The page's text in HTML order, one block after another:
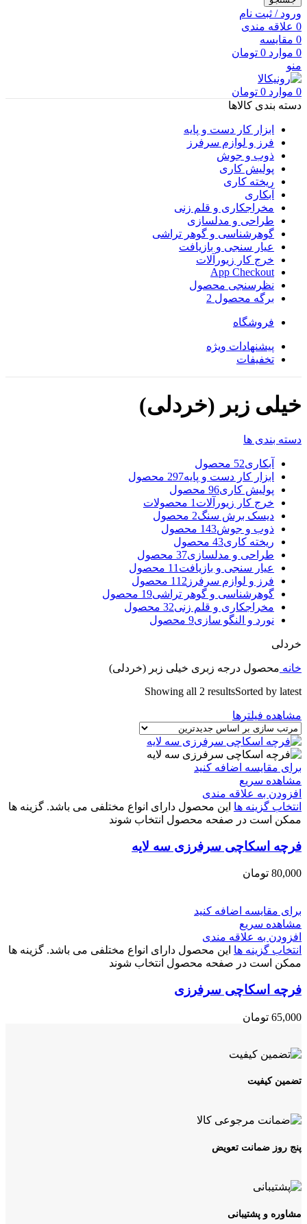
ورود / ثبت نام
0 علاقه مندی
0 مقایسه
0 موارد 0 تومان
منو
0 موارد 0 تومان
دسته بندی کالاها
ابزار کار دست و پایه
فرز و لوازم سرفرز
ذوب و جوش
پولیش کاری
ریخته کاری
آبکاری
مخراجکاری و قلم زنی
طراحی و مدلسازی
گوهرشناسی و گوهر تراشی
عیار سنجی و بازیافت
خرج کار زیورآلات
App Checkout
نظرسنجی محصول
برگه محصول 2
فروشگاه
پیشنهادات ویژه
تخفیفات
خیلی زبر (خردلی)
دسته بندی ها
آبکاری52 محصول
ابزار کار دست و پایه297 محصول
پولیش کاری96 محصول
خرج کار زیورآلات 1 محصولات
دیسک برش سنگ2 محصول
ذوب و جوش143 محصول
ریخته کاری43 محصول
طراحی و مدلسازی37 محصول
عیار سنجی و بازیافت 11 محصول
فرز و لوازم سرفرز 112 محصول
گوهرشناسی و گوهر تراشی19 محصول
مخراجکاری و قلم زنی32 محصول
نورد و النگو سازی9 محصول
خردلی
خانه محصول درجه زبری خیلی زبر (خردلی)
Showing all 2 resultsSorted by latest
مشاهده فیلترها
برای مقایسه اضافه کنید
مشاهده سریع
افزودن به علاقه مندی
انتخاب گزینه ها این محصول دارای انواع مختلفی می باشد. گزینه ها
ممکن است در صفحه محصول انتخاب شوند
فرچه اسکاچی سرفرزی سه لایه
80,000 تومان
برای مقایسه اضافه کنید
مشاهده سریع
افزودن به علاقه مندی
انتخاب گزینه ها این محصول دارای انواع مختلفی می باشد. گزینه ها
ممکن است در صفحه محصول انتخاب شوند
فرچه اسکاچی سرفرزی
65,000 تومان
تضمین کیفیت
پنج روز ضمانت تعویض
مشاوره و پشتیبانی